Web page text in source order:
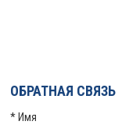
ОБРАТНАЯ СВЯЗЬ
* Имя